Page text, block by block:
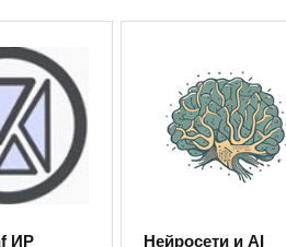
ИР Нейросети и AI